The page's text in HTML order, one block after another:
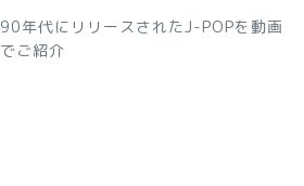
90年代にリリースされたJ-POPを動画
でご紹介